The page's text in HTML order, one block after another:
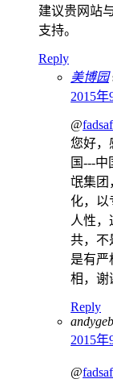
建议贵网站
支持。
Reply
美博园
2015年
@
您好，
国---
氓集团
化，以
人性
共，不
是有严
相，谢
Reply
2015年
@